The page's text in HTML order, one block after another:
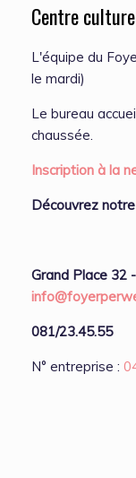
Centre
L'équipe du
le mardi)
Le bureau
chaussée.
Inscription à la
Découvrez notre
Grand Place 32
081/23.45.55
N° entreprise :